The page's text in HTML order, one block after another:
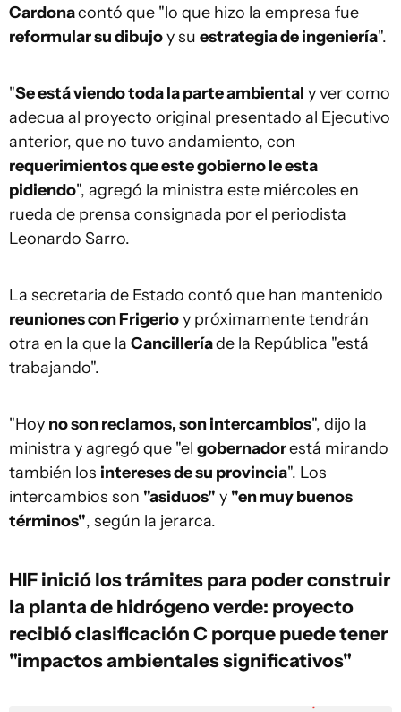
Cardonacontó que "lo que hizo la empresa fue
reformular su dibujoy su estrategia de ingeniería".
"Se está viendo toda la parte ambiental y ver como
adecua al proyecto original presentado al Ejecutivo
anterior, que no tuvo andamiento, con
requerimientos que este gobierno le esta
pidiendo", agregó la ministra este miércoles en
rueda de prensa consignada por el periodista
Leonardo Sarro.
La secretaria de Estado contó que han mantenido
reuniones con Frigerioy próximamente tendrán
otra en la que la Cancilleríade la República "está
trabajando".
"Hoy no son reclamos, son intercambios", dijo la
ministra y agregó que "el gobernadorestá mirando
también los intereses de su provincia". Los
intercambios son "asiduos" y "en muy buenos
términos", según la jerarca.
HIF inició los trámites para poder construir
la planta de hidrógeno verde: proyecto
recibió clasificación C porque puede tener
"impactos ambientales significativos"